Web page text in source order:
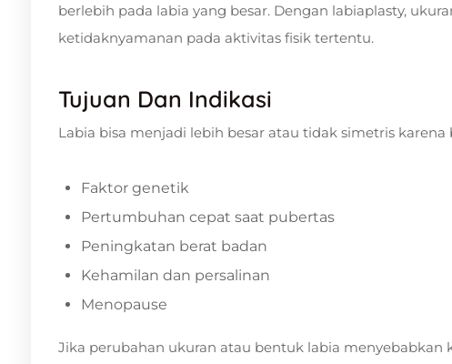
berlebih pada labia yang besar. Dengan labiaplasty,
ketidaknyamanan pada aktivitas fisik tertentu.
Tujuan Dan Indikasi
Labia bisa menjadi lebih besar atau tidak simetris karena
Faktor genetik
Pertumbuhan cepat saat pubertas
Peningkatan berat badan
Kehamilan dan persalinan
Menopause
Jika perubahan ukuran atau bentuk labia menyebabkan